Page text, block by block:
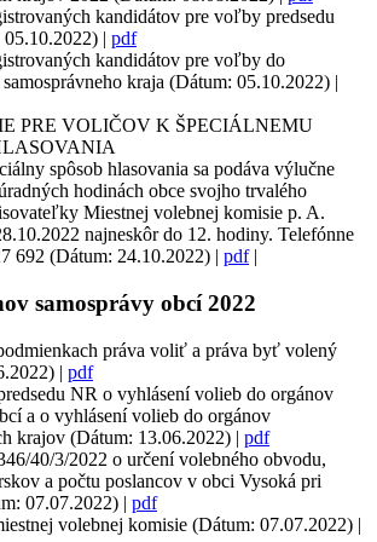
kandidátov pre voľby predsedu
| pdf
kandidátov pre voľby do
kraja (Dátum: 05.10.2022) |
PRE VOLIČOV K ŠPECIÁLNEMU
spôsob hlasovania sa podáva výlučne
hodinách obce svojho trvalého
Miestnej volebnej komisie p. A.
najneskôr do 12. hodiny. Telefónne
692 (Dátum: 24.10.2022) | pdf|
samosprávy obcí 2022
práva voliť a práva byť volený
| pdf
NR o vyhlásení volieb do orgánov
a o vyhlásení volieb do orgánov
krajov (Dátum: 13.06.2022) | pdf
40/3/2022 o určení volebného obvodu,
a počtu poslancov v obci Vysoká pri
07.07.2022) | pdf
volebnej komisie (Dátum: 07.07.2022) |